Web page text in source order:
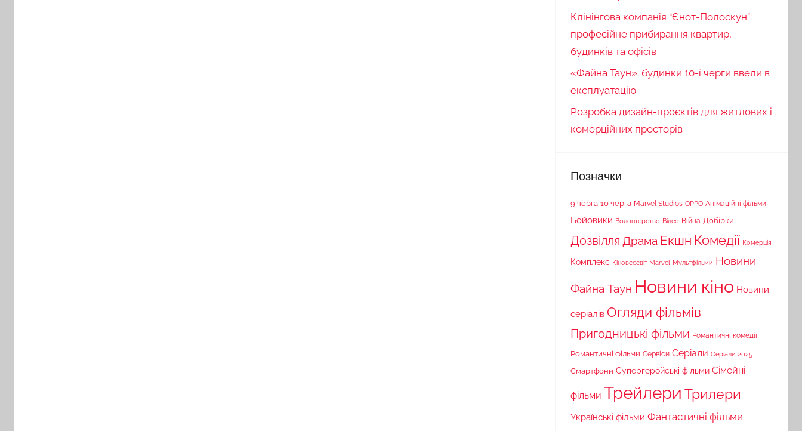
Клінінгова компанія “Єнот-Полоскун”:
професійне прибирання квартир,
будинків та офісів
«Файна Таун»: будинки 10-ї черги ввели в
експлуатацію
Розробка дизайн-проєктів для житлових і
комерційних просторів
Позначки
9 черга 10 черга Marvel Studios OPPO Анімаційні фільми
Бойовики Волонтерство Відео Війна Добірки
Дозвілля Драма Екшн Комедії Комерція
Комплекс Кіновсесвіт Marvel Мультфільми Новини
Файна Таун Новини кіно Новини
серіалів Огляди фільмів
Пригодницькі фільми Романтичні комедії
Романтичні фільми Сервіси Серіали Серіали 2025
Смартфони Супергеройські фільми Сімейні
фільми Трейлери Трилери
Українські фільми Фантастичні фільми